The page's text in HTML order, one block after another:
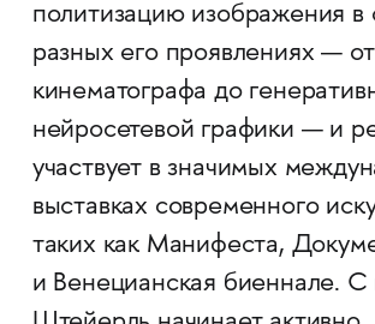
политизацию изображения в
разных его проявлениях — от
кинематографа до
нейросетевой графики — и
участвует в значимых
выставках современного
таких как Манифеста,
и Венецианская биеннале. С